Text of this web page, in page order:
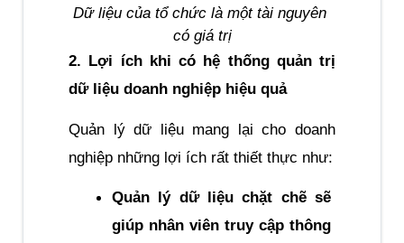
Dữ liệu của tổ chức là một tài nguyên
có giá trị
2. Lợi ích khi có hệ thống quản trị
dữ liệu doanh nghiệp hiệu quả
Quản lý dữ liệu mang lại cho doanh
nghiệp những lợi ích rất thiết thực như:
Quản lý dữ liệu chặt chẽ sẽ
giúp nhân viên truy cập thông